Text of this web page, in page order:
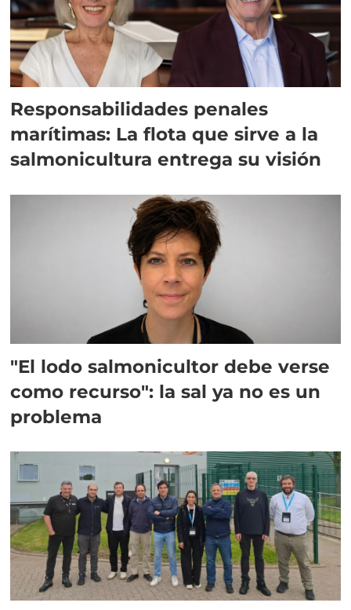
Responsabilidades penales
marítimas: La flota que sirve a la
salmonicultura entrega su visión
"El lodo salmonicultor debe verse
como recurso": la sal ya no es un
problema